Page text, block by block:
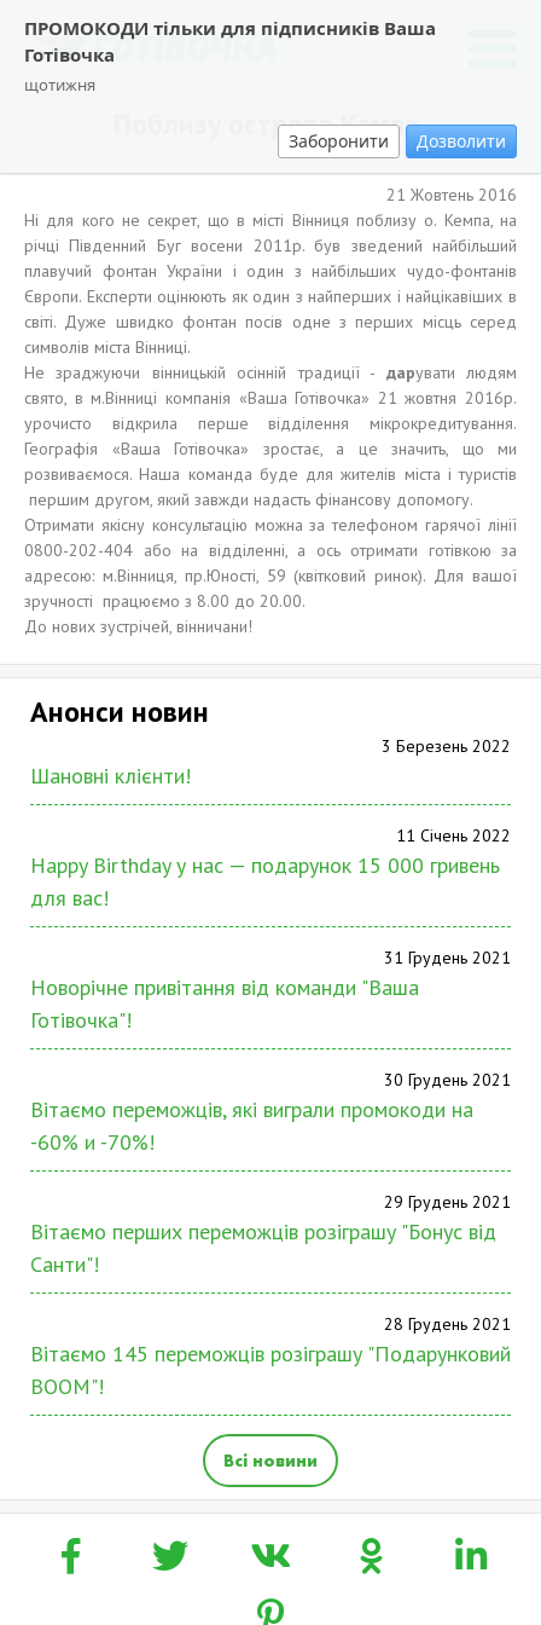
ПРОМОКОДИ тільки для підписників Ваша
Готівочка
щотижня
Заборонити Дозволити
Поблизу острова Кемпа.
21 Жовтень 2016
Ні для кого не секрет, що в місті Вінниця поблизу о. Кемпа, на
річці Південний Буг восени 2011р. був зведений найбільший
плавучий фонтан України і один з найбільших чудо-фонтанів
Європи. Експерти оцінюють як один з найперших і найцікавіших в
світі. Дуже швидко фонтан посів одне з перших місць серед
символів міста Вінниці.
Не зраджуючи вінницькій осінній традиції - дарувати людям
свято, в м.Вінниці компанія «Ваша Готівочка» 21 жовтня 2016р.
урочисто відкрила перше відділення мікрокредитування.
Географія «Ваша Готівочка» зростає, а це значить, що ми
розвиваємося. Наша команда буде для жителів міста і туристів
першим другом, який завжди надасть фінансову допомогу.
Отримати якісну консультацію можна за телефоном гарячої лінії
0800-202-404 або на відділенні, а ось отримати готівкою за
адресою: м.Вінниця, пр.Юності, 59 (квітковий ринок). Для вашої
зручності працюємо з 8.00 до 20.00.
До нових зустрічей, вінничани!
Анонси новин
3 Березень 2022
Шановні клієнти!
11 Січень 2022
Happy Birthday у нас — подарунок 15 000 гривень
для вас!
31 Грудень 2021
Новорічне привітання від команди "Ваша
Готівочка"!
30 Грудень 2021
Вітаємо переможців, які виграли промокоди на
-60% и -70%!
29 Грудень 2021
Вітаємо перших переможців розіграшу "Бонус від
Санти"!
28 Грудень 2021
Вітаємо 145 переможців розіграшу "Подарунковий
BOOM"!
Всі новини